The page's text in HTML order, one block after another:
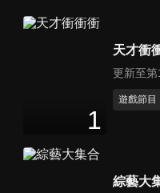
1
天才衝
更新至
遊戲節目
綜藝大